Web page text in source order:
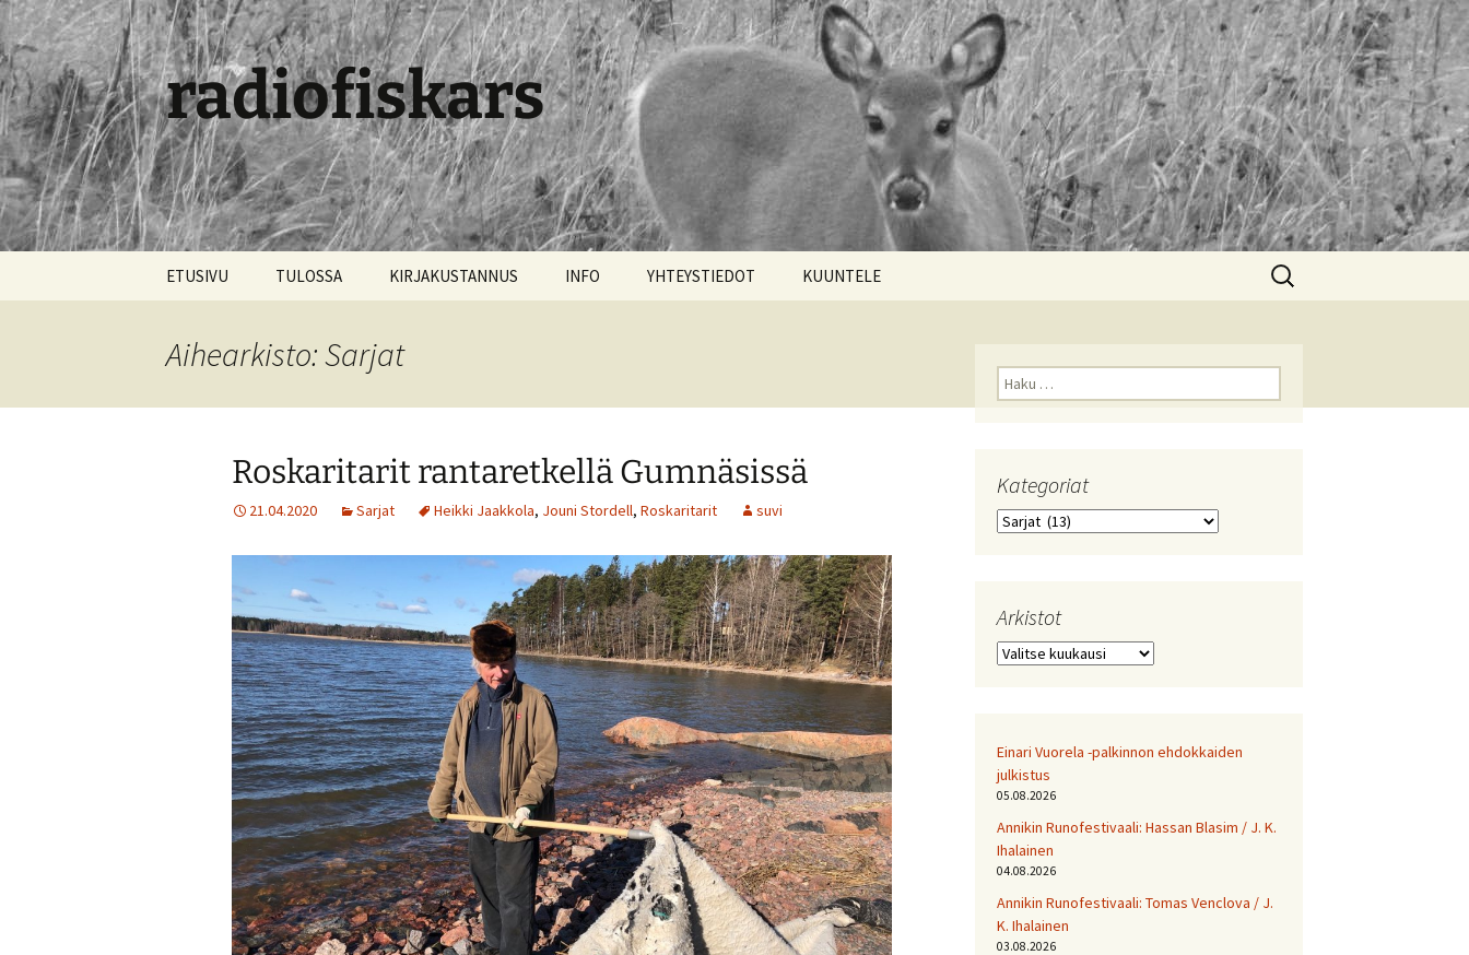
radiofiskars
ETUSIVU TULOSSA KIRJAKUSTANNUS INFO YHTEYSTIEDOT KUUNTELE
Haku:
Aihearkisto: Sarjat
Roskaritarit rantaretkellä Gumnäsissä
21.04.2020 Sarjat Heikki Jaakkola, Jouni Stordell, Roskaritarit suvi
Haku:
Kategoriat
Kategoriat
Arkistot
Arkistot
Einari Vuorela -palkinnon ehdokkaiden
julkistus
05.08.2026
Annikin Runofestivaali: Has­san Bla­sim / J. K.
Ihalainen
04.08.2026
Annikin Runofestivaali: Tomas Venclova / J.
K. Ihalainen
03.08.2026